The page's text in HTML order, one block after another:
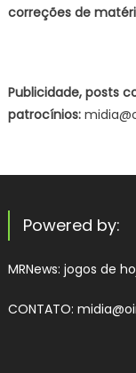
correções de
Publicidade, posts
patrocínios:
Powered by:
MRNews: jogos de
CONTATO: